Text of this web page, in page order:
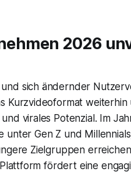
2026
sich ändernder
Kurzvideoformat weiterhin
virales Potenzial. Im
unter Gen Z und
Zielgruppen
fördert eine